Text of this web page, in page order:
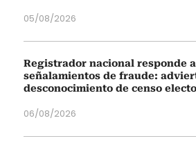
05/08/2026
Registrador nacional responde a
señalamientos de fraude:
desconocimiento de censo
06/08/2026